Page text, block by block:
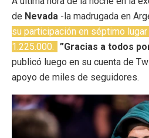
de Nevada -la madrugada en
su participación en séptimo lugar
1.225.000. ”Gracias a todos
publicó luego en su cuenta de
apoyo de miles de seguidores.